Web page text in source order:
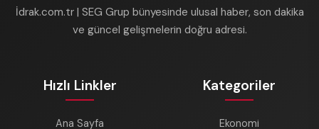
İdrak.com.tr | SEG Grup bünyesinde ulusal haber, son dakika
ve güncel gelişmelerin doğru adresi.
Hızlı Linkler
Ana Sayfa
Kategoriler
Ekonomi